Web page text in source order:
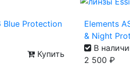
Blue Protection
Купить
Elements
& Night
В
2 500 ₽